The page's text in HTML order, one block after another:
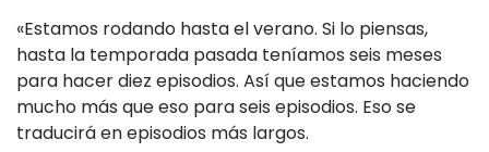
«Estamos rodando hasta el verano. Si lo piensas,
hasta la temporada pasada teníamos seis meses
para hacer diez episodios. Así que estamos haciendo
mucho más que eso para seis episodios. Eso se
traducirá en episodios más largos.